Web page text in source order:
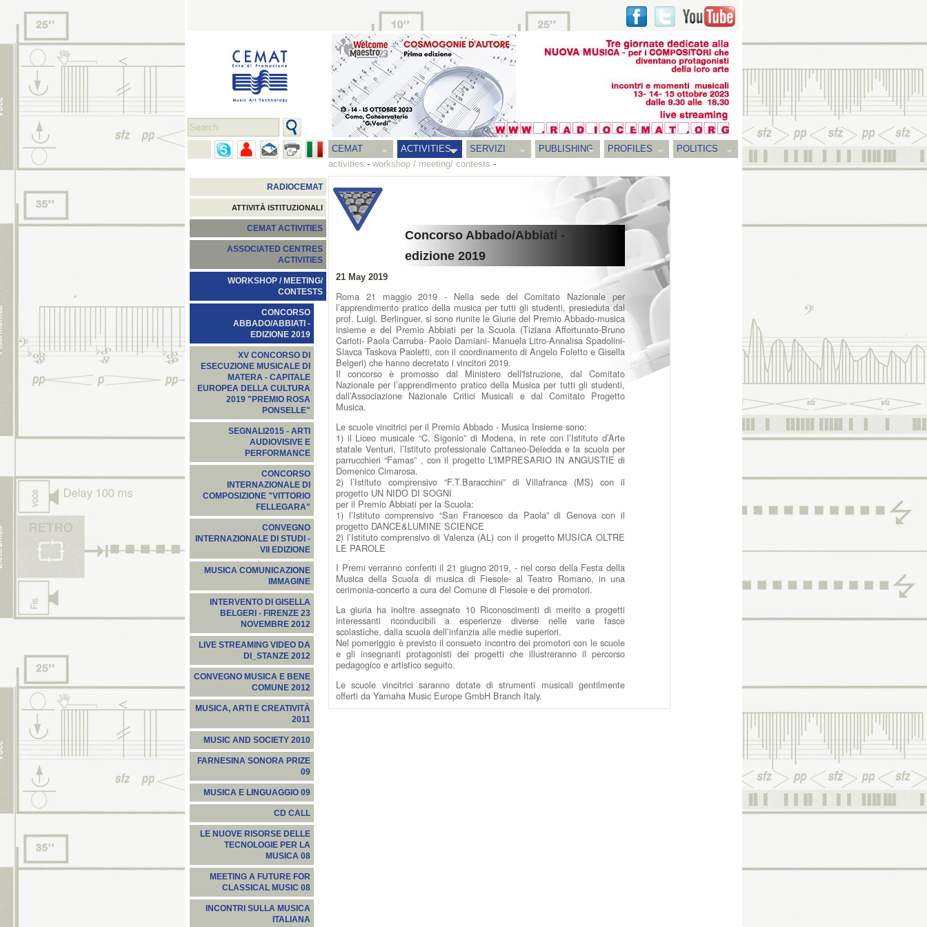
CEMAT ACTIVITIES SERVIZI PUBLISHING PROFILES
POLITICS
activities - workshop / meeting/ contests -
RADIOCEMAT
ATTIVITÀ ISTITUZIONALI
CEMAT ACTIVITIES
ASSOCIATED CENTRES
ACTIVITIES
WORKSHOP / MEETING/
CONTESTS
CONCORSO
ABBADO/ABBIATI -
EDIZIONE 2019
XV CONCORSO DI
ESECUZIONE MUSICALE DI
MATERA - CAPITALE
EUROPEA DELLA CULTURA
2019 "PREMIO ROSA
PONSELLE"
SEGNALI2015‬ - ARTI
AUDIOVISIVE E
PERFORMANCE
CONCORSO
INTERNAZIONALE DI
COMPOSIZIONE "VITTORIO
FELLEGARA"
CONVEGNO
INTERNAZIONALE DI STUDI -
VII EDIZIONE
MUSICA COMUNICAZIONE
IMMAGINE
INTERVENTO DI GISELLA
BELGERI - FIRENZE 23
NOVEMBRE 2012
LIVE STREAMING VIDEO DA
DI_STANZE 2012
CONVEGNO MUSICA E BENE
COMUNE 2012
MUSICA, ARTI E CREATIVITÀ
2011
MUSIC AND SOCIETY 2010
FARNESINA SONORA PRIZE
09
MUSICA E LINGUAGGIO 09
CD CALL
LE NUOVE RISORSE DELLE
TECNOLOGIE PER LA
MUSICA 08
MEETING A FUTURE FOR
CLASSICAL MUSIC 08
INCONTRI SULLA MUSICA
ITALIANA
Concorso Abbado/Abbiati -
edizione 2019
21 May 2019
Roma 21 maggio 2019 - Nella sede del Comitato Nazionale per
l’apprendimento pratico della musica per tutti gli studenti, presieduta dal
prof. Luigi. Berlinguer, si sono riunite le Giurie del Premio Abbado-musica
insieme e del Premio Abbiati per la Scuola (Tiziana Affortunato-Bruno
Carioti- Paola Carruba- Paolo Damiani- Manuela Litro-Annalisa Spadolini-
Slavca Taskova Paoletti, con il coordinamento di Angelo Foletto e Gisella
Belgeri) che hanno decretato i vincitori 2019.
Il concorso è promosso dal Ministero dell'Istruzione, dal Comitato
Nazionale per l’apprendimento pratico della Musica per tutti gli studenti,
dall’Associazione Nazionale Critici Musicali e dal Comitato Progetto
Musica.
Le scuole vincitrici per il Premio Abbado - Musica Insieme sono:
1) il Liceo musicale “C. Sigonio” di Modena, in rete con l’Istituto d’Arte
statale Venturi, l’Istituto professionale Cattaneo-Deledda e la scuola per
parrucchieri “Famas” , con il progetto L'IMPRESARIO IN ANGUSTIE di
Domenico Cimarosa.
2) l’Istituto comprensivo “F.T.Baracchini” di Villafranca (MS) con il
progetto UN NIDO DI SOGNI
per il Premio Abbiati per la Scuola:
1) l’Istituto comprensivo “San Francesco da Paola” di Genova con il
progetto DANCE&LUMINE SCIENCE
2) l’Istituto comprensivo di Valenza (AL) con il progetto MUSICA OLTRE
LE PAROLE
I Premi verranno conferiti il 21 giugno 2019, - nel corso della Festa della
Musica della Scuola di musica di Fiesole- al Teatro Romano, in una
cerimonia-concerto a cura del Comune di Fiesole e dei promotori.
La giuria ha inoltre assegnato 10 Riconoscimenti di merito a progetti
interessanti riconducibili a esperienze diverse nelle varie fasce
scolastiche, dalla scuola dell’infanzia alle medie superiori.
Nel pomeriggio è previsto il consueto incontro dei promotori con le scuole
e gli insegnanti protagonisti dei progetti che illustreranno il percorso
pedagogico e artistico seguito.
Le scuole vincitrici saranno dotate di strumenti musicali gentilmente
offerti da Yamaha Music Europe GmbH Branch Italy.